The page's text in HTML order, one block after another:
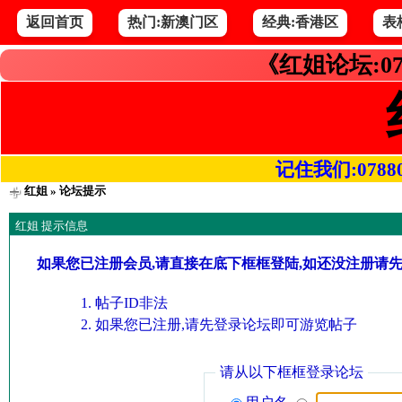
返回首页 热门:新澳门区 经典:香港区 表
《红姐论坛
记住我们
红姐» 论坛提示
红姐 提示信息
如果您已注册会员,请直接在底下框框登陆,如还没注册请
帖子ID非法
如果您已注册,请先登录论坛即可游览帖子
请从以下框框登录论坛